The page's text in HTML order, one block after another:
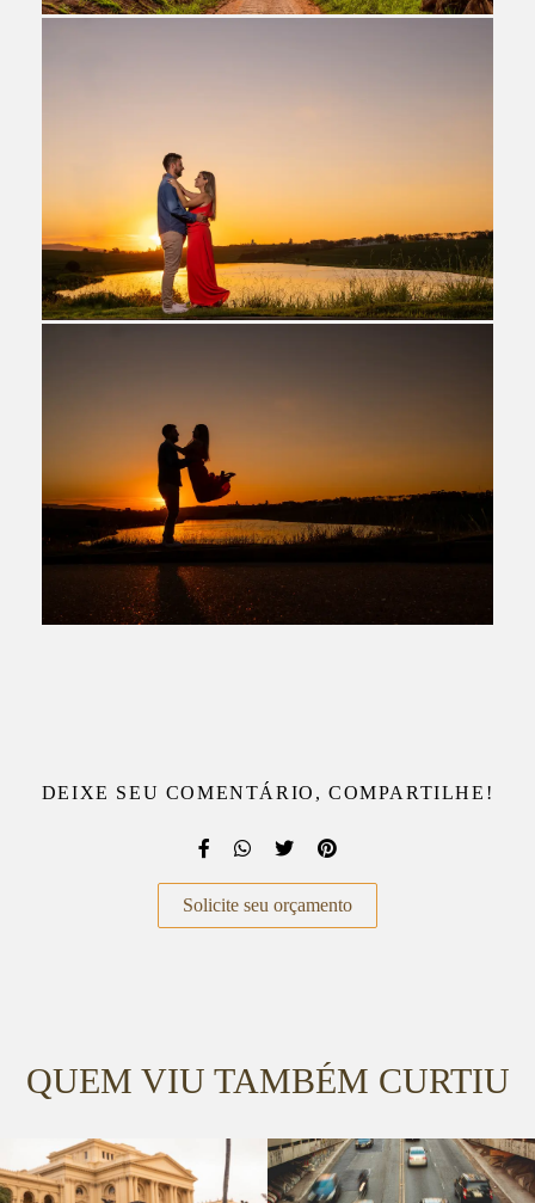
DEIXE SEU COMENTÁRIO, COMPARTILHE!
Solicite seu orçamento
QUEM VIU TAMBÉM CURTIU